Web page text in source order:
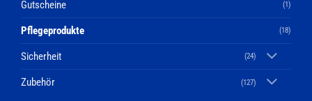
Gutscheine (1)
Pflegeprodukte (18)
Sicherheit (24)
Zubehör (127)